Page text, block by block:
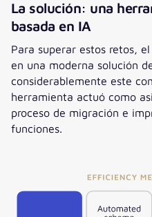
La solución: una
basada en IA
Para superar estos retos,
en una moderna solución
considerablemente este
herramienta actuó como
proceso de migración e
funciones.